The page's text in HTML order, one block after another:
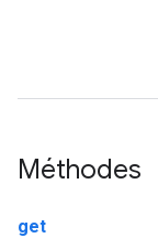
Méthodes
get